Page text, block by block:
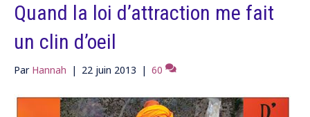
Quand la loi d’attraction me fait
un clin d’oeil
Par Hannah | 22 juin 2013 | 60